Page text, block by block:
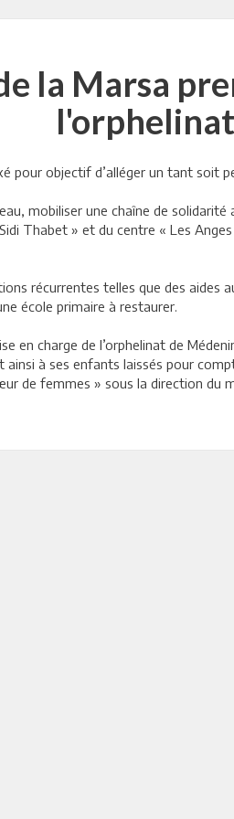
la Marsa
pour objectif d’alléger un tant soit
mobiliser une chaîne de
Thabet » et du centre « Les
récurrentes telles que des
école primaire à restaurer.
charge de l’orphelinat de
à ses enfants laissés pour
de femmes » sous la direction du